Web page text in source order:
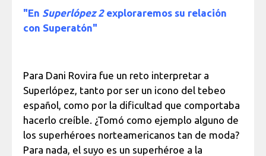
"En Superlópez 2exploraremos su relación
con Superatón"
Para Dani Rovira fue un reto interpretar a
Superlópez, tanto por ser un icono del tebeo
español, como por la dificultad que comportaba
hacerlo creíble. ¿Tomó como ejemplo alguno de
los superhéroes norteamericanos tan de moda?
Para nada, el suyo es un superhéroe a la